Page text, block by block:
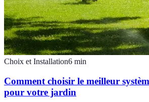
Choix et Installation6 min
Comment choisir le meilleur
pour votre jardin